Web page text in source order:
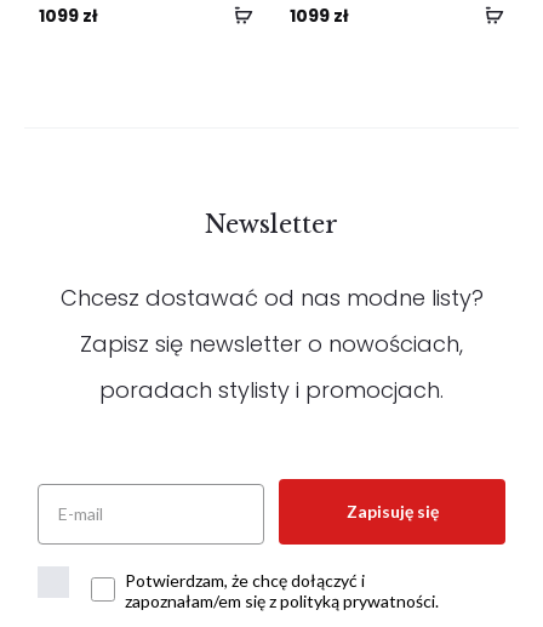
1099 zł 1099 zł
Newsletter
Chcesz dostawać od nas modne listy?
Zapisz się newsletter o nowościach,
poradach stylisty i promocjach.
Zapisuję się
Potwierdzam, że chcę dołączyć i
zapoznałam/em się z polityką prywatności.